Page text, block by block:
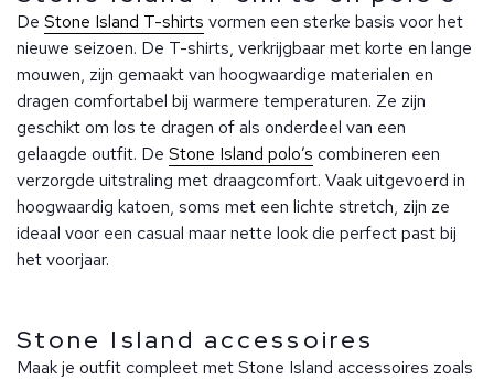
De Stone Island T-shirts vormen een sterke basis voor het
nieuwe seizoen. De T-shirts, verkrijgbaar met korte en lange
mouwen, zijn gemaakt van hoogwaardige materialen en
dragen comfortabel bij warmere temperaturen. Ze zijn
geschikt om los te dragen of als onderdeel van een
gelaagde outfit. De Stone Island polo’s combineren een
verzorgde uitstraling met draagcomfort. Vaak uitgevoerd in
hoogwaardig katoen, soms met een lichte stretch, zijn ze
ideaal voor een casual maar nette look die perfect past bij
het voorjaar.
Stone Island accessoires
Maak je outfit compleet met Stone Island accessoires zoals